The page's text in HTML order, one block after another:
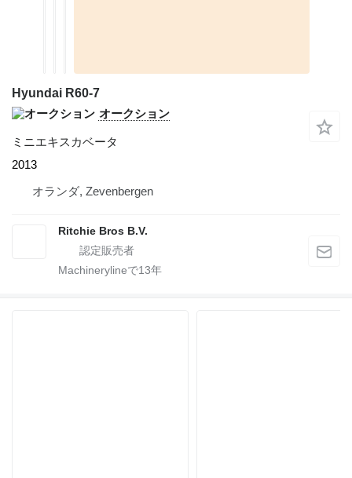
Hyundai R60-7
オークション
ミニエキスカベータ
2013
オランダ, Zevenbergen
Ritchie Bros B.V.
Machinerylineで13年